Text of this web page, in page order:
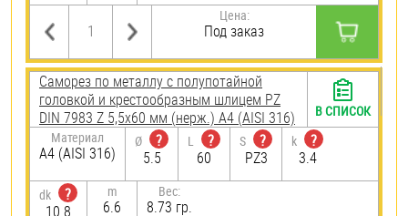
Цена:
Под заказ
Саморез по металлу с полупотайной
головкой и крестообразным шлицем PZ
DIN 7983 Z 5,5х60 мм (нерж.) A4 (AISI 316)
Материал
A4 (AISI 316)
Ø
?
5.5
L
?
60
S
?
PZ3
k
?
3.4
dk
?
10.8
m
6.6
Вес:
8.73 гр.
В СПИСОК